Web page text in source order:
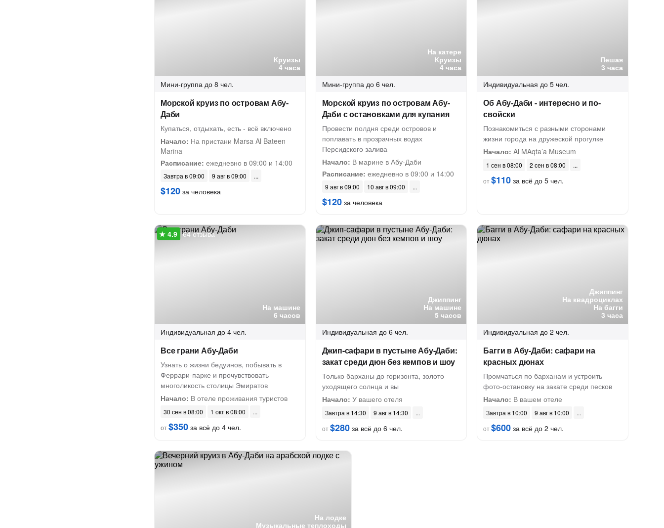
Круизы
4 часа
Мини-группа до 8 чел.
Морской круиз по островам Абу-
Даби
Купаться, отдыхать, есть - всё включено
Начало: На пристани Marsa Al Bateen
Marina
Расписание: ежедневно в 09:00 и 14:00
Завтра в 09:00 9 авг в 09:00
$120 за человека
На катере
Круизы
4 часа
Мини-группа до 6 чел.
Морской круиз по островам Абу-
Даби с остановками для купания
Провести полдня среди островов и
поплавать в прозрачных водах
Персидского залива
Начало: В марине в Абу-Даби
Расписание: ежедневно в 09:00 и 14:00
9 авг в 09:00 10 авг в 09:00
$120за человека
Пешая
3 часа
Индивидуальная до 5 чел.
Об Абу-Даби - интересно и по-
свойски
Познакомиться с разными сторонами
жизни города на дружеской прогулке
Начало: Al MAqta’a Museum
1 сен в 08:00
2 сен в 08:00
от$110 за всё до 5 чел.
На машине
6 часов
64 отзыва
Индивидуальная до 4 чел.
Все грани Абу-Даби
Узнать о жизни бедуинов, побывать в
Феррари-парке и прочувствовать
многоликость столицы Эмиратов
Начало: В отеле проживания туристов
30 сен в 08:00
1 окт в 08:00
от$350 за всё до 4 чел.
Джиппинг
На машине
5 часов
Индивидуальная до 6 чел.
Джип-сафари в пустыне Абу-Даби:
закат среди дюн без кемпов и шоу
Только барханы до горизонта, золото
уходящего солнца и вы
Начало: У вашего отеля
Завтра в 14:30
9 авг в 14:30
от$280за всё до 6 чел.
Джиппинг
На квадроциклах
На багги
3 часа
Индивидуальная до 2 чел.
Багги в Абу-Даби: сафари на
красных дюнах
Промчаться по барханам и устроить
фото-остановку на закате среди песков
Начало: В вашем отеле
Завтра в 10:00
9 авг в 10:00
от$600 за всё до 2 чел.
На лодке
Музыкальные теплоходы